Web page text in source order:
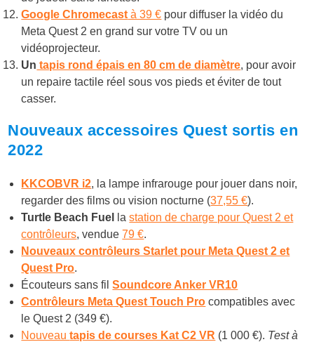
Google Chromecast à 39 € pour diffuser la vidéo du
Meta Quest 2 en grand sur votre TV ou un
vidéoprojecteur.
Un tapis rond épais en 80 cm de diamètre, pour avoir
un repaire tactile réel sous vos pieds et éviter de tout
casser.
Nouveaux accessoires Quest sortis en
2022
KKCOBVR i2, la lampe infrarouge pour jouer dans noir,
regarder des films ou vision nocturne (37,55 €).
Turtle Beach Fuel
lastation de charge pour Quest 2 et
contrôleurs, vendue79 €.
Nouveaux contrôleurs Starlet pour Meta Quest 2 et
Quest Pro.
Écouteurs sans filSoundcore Anker VR10
Contrôleurs Meta Quest Touch Pro compatibles avec
le Quest 2 (349 €).
Nouveautapis de courses Kat C2 VR (1 000 €). Test à